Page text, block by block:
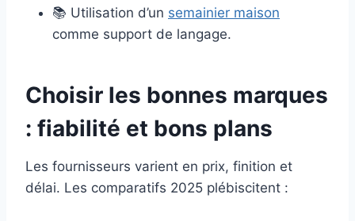
📚 Utilisation d’un semainier maison
comme support de langage.
Choisir les bonnes marques
: fiabilité et bons plans
Les fournisseurs varient en prix, finition et
délai. Les comparatifs 2025 plébiscitent :